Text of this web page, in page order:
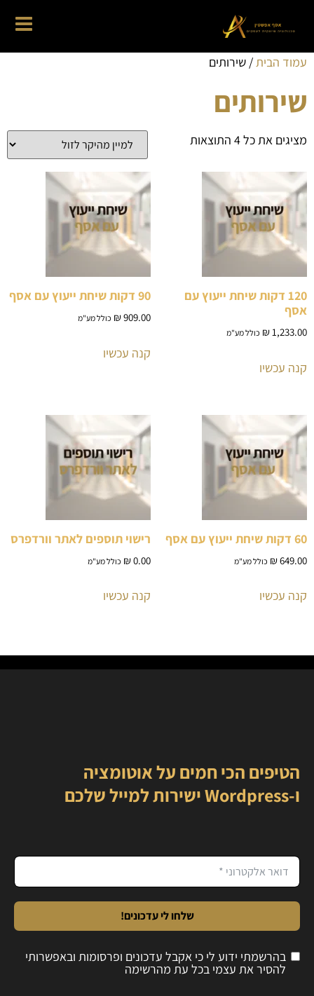
עמוד הבית/ שירותים
שירותים
מציגים את כל ⁦4⁩ התוצאות
120 דקות שיחת ייעוץ עם
אסף
₪1,233.00 כולל מע"מ
קנה עכשיו
90 דקות שיחת ייעוץ עם אסף
₪909.00 כולל מע"מ
קנה עכשיו
60 דקות שיחת ייעוץ עם אסף
₪649.00 כולל מע"מ
קנה עכשיו
רישוי תוספים לאתר וורדפרס
₪0.00 כולל מע"מ
קנה עכשיו
הטיפים הכי חמים על אוטומציה
ו-Wordpress ישירות למייל שלכם
שלחו לי עדכונים!
בהרשמתי ידוע לי כי אקבל עדכונים ופרסומות ובאפשרותי
להסיר את עצמי בכל עת מהרשימה